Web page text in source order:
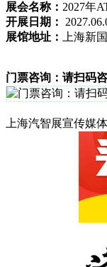
展会名称： 2027年
开展日期：
展馆地址：
上海新
门票咨询：请扫码
上海汽智展宣传媒体